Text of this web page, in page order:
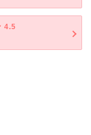
4.5